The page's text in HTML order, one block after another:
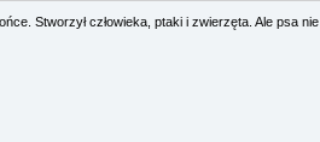
Stworzył człowieka, ptaki i zwierzęta. Ale psa nie